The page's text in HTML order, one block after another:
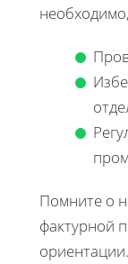
Помните о
фактурной